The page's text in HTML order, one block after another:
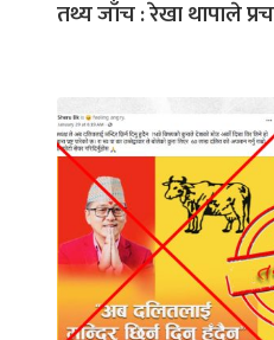
तथ्य जाँच : रेखा थापाले